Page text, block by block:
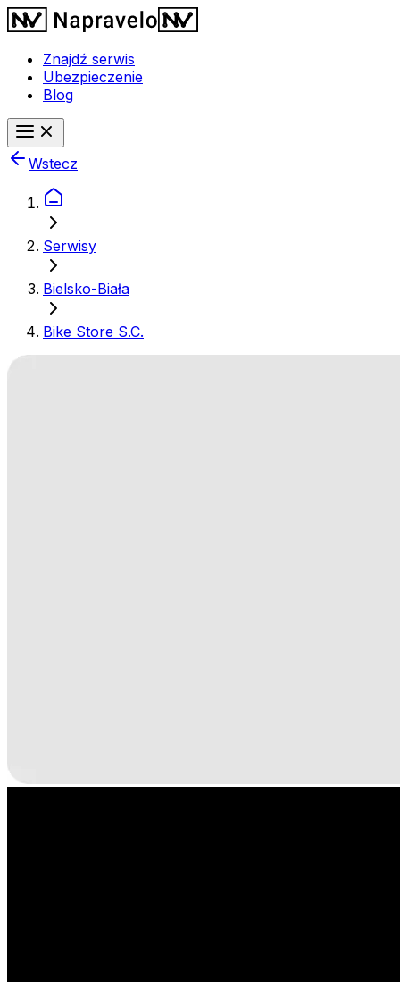
Znajdź serwis
Ubezpieczenie
Blog
Wstecz
Serwisy
Bielsko-Biała
Bike Store S.C.